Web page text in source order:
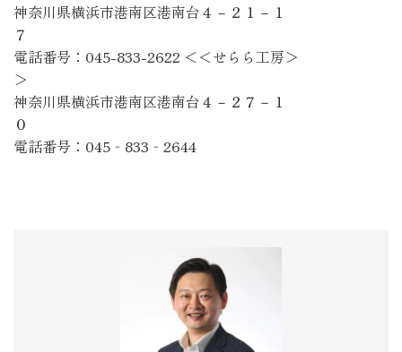
神奈川県横浜市港南区港南台４－２１－１
電話番号：045-833-2622 ＜＜せらら工房＞
神奈川県横浜市港南区港南台４－２７－１
電話番号：045‐833‐2644